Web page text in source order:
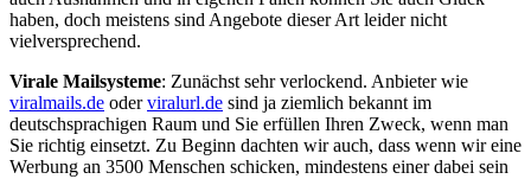
haben, doch meistens sind Angebote dieser Art leider nicht
vielversprechend.
Virale Mailsysteme: Zunächst sehr verlockend. Anbieter wie
viralmails.de oderviralurl.de sind ja ziemlich bekannt im
deutschsprachigen Raum und Sie erfüllen Ihren Zweck, wenn man
Sie richtig einsetzt. Zu Beginn dachten wir auch, dass wenn wir eine
Werbung an 3500 Menschen schicken, mindestens einer dabei sein